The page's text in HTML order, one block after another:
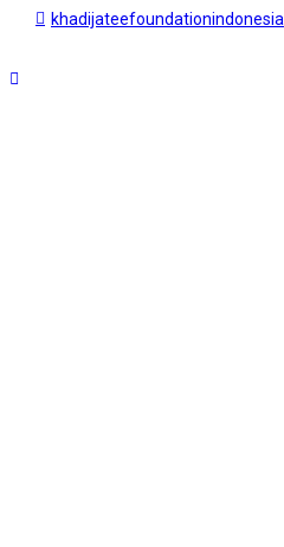
khadijateefoundationindonesia